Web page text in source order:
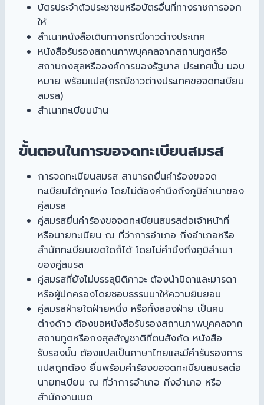
บัตรประจำตัวประชาชนหรือบัตรอื่นที่ทางราชการออก
ให้
สำเนาหนังสือเดินทางกรณีชาวต่างประเทศ
หนังสือรับรองสถานภาพบุคคลจากสถานทูตหรือ
สถานกงสุลหรือองค์การของรัฐบาล ประเทศนั้น มอบ
หมาย พร้อมแปล(กรณีชาวต่างประเทศขอจดทะเบียน
สมรส)
สำเนาทะเบียนบ้าน
ขั้นตอนในการขอจดทะเบียนสมรส
การจดทะเบียนสมรส สามารถยื่นคำร้องขอจด
ทะเบียนได้ทุกแห่ง โดยไม่ต้องคำนึงถึงภูมิลำเนาของ
คู่สมรส
คู่สมรสยื่นคำร้องขอจดทะเบียนสมรสต่อเจ้าหน้าที่
หรือนายทะเบียน ณ ที่ว่าการอำเภอ กิ่งอำเภอหรือ
สำนักทะเบียนเขตใดก็ได้ โดยไม่คำนึงถึงภูมิลำเนา
ของคู่สมรส
คู่สมรสที่ยังไม่บรรลุนิติภาวะ ต้องนำบิดาและมารดา
หรือผู้ปกครองโดยชอบธรรมมาให้ความยินยอม
คู่สมรสฝ่ายใดฝ่ายหนึ่ง หรือทั้งสองฝ่าย เป็นคน
ต่างด้าว ต้องขอหนังสือรับรองสถานภาพบุคคลจาก
สถานทูตหรือกงสุลสัญชาติที่ตนสังกัด หนังสือ
รับรองนั้น ต้องแปลเป็นภาษาไทยและมีคำรับรองการ
แปลถูกต้อง ยื่นพร้อมคำร้องขอจดทะเบียนสมรสต่อ
นายทะเบียน ณ ที่ว่าการอำเภอ กิ่งอำเภอ หรือ
สำนักงานเขต